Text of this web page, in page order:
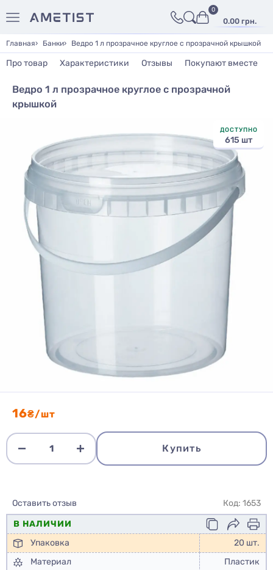
0.00 грн.
0
Главная Банки Ведро 1 л прозрачное круглое с прозрачной крышкой
Про товар Характеристики Отзывы Покупают вместе
Ведро 1 л прозрачное круглое с прозрачной
крышкой
ДОСТУПНО
615 шт
16₴/шт
Купить
Оставить отзыв
Код: 1653
В НАЛИЧИИ
Упаковка
20 шт.
Материал
Пластик